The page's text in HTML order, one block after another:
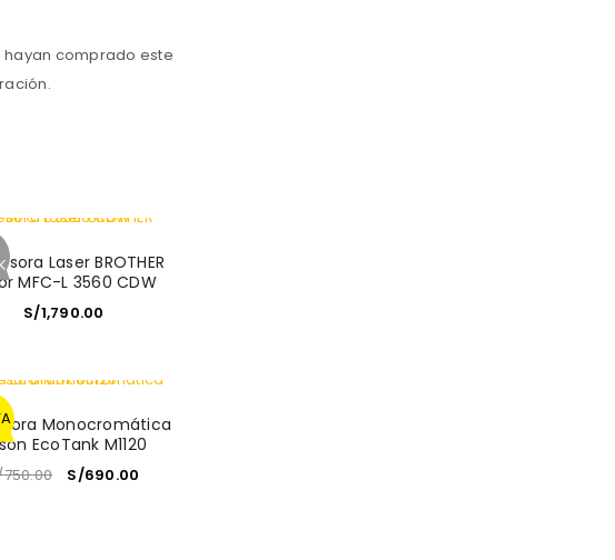
hayan comprado este
Laser BROTHER
MFC-L 3560 CDW
S/1,790.00
Monocromática
EcoTank M1120
750.00 S/690.00